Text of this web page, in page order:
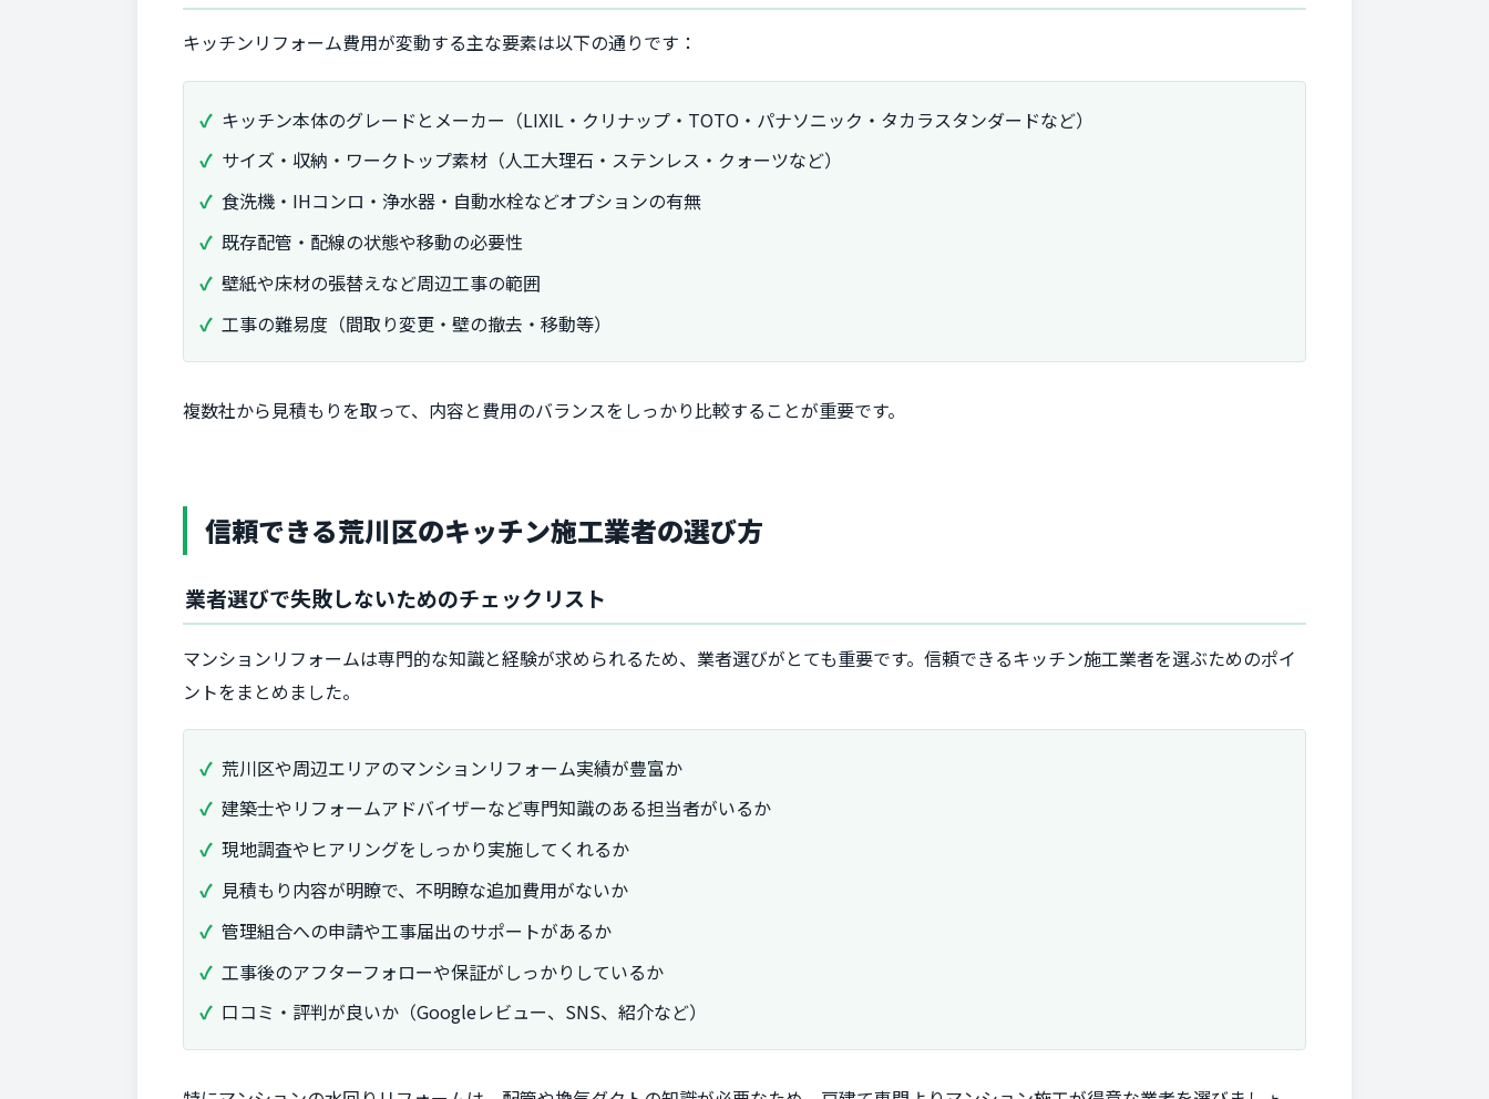
キッチンリフォーム費用が変動する主な要素は以下の通りです：
キッチン本体のグレードとメーカー（LIXIL・クリナップ・TOTO・パナソニック・タカラスタンダードなど）
サイズ・収納・ワークトップ素材（人工大理石・ステンレス・クォーツなど）
食洗機・IHコンロ・浄水器・自動水栓などオプションの有無
既存配管・配線の状態や移動の必要性
壁紙や床材の張替えなど周辺工事の範囲
工事の難易度（間取り変更・壁の撤去・移動等）
複数社から見積もりを取って、内容と費用のバランスをしっかり比較することが重要です。
信頼できる荒川区のキッチン施工業者の選び方
業者選びで失敗しないためのチェックリスト
マンションリフォームは専門的な知識と経験が求められるため、業者選びがとても重要です。信頼できるキッチン施工業者を選ぶためのポイ
ントをまとめました。
荒川区や周辺エリアのマンションリフォーム実績が豊富か
建築士やリフォームアドバイザーなど専門知識のある担当者がいるか
現地調査やヒアリングをしっかり実施してくれるか
見積もり内容が明瞭で、不明瞭な追加費用がないか
管理組合への申請や工事届出のサポートがあるか
工事後のアフターフォローや保証がしっかりしているか
口コミ・評判が良いか（Googleレビュー、SNS、紹介など）